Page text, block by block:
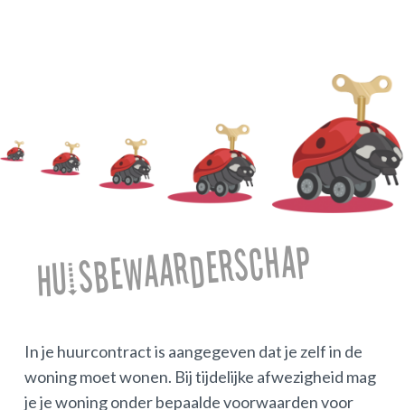
Huisbewaarderschap
In je huurcontract is aangegeven dat je zelf in de
woning moet wonen. Bij tijdelijke afwezigheid mag
je je woning onder bepaalde voorwaarden voor